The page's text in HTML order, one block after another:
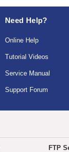
Need Help?
Online Help
Tutorial Videos
Service Manual
Support Forum
FTP